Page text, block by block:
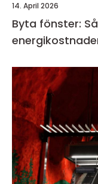
14. April 2026
Byta fönster: